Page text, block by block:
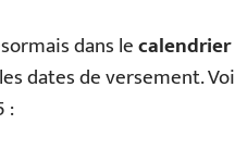
dans lecalendrier
dates de versement.
: